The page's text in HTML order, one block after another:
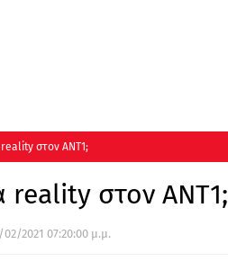
reality στον ΑΝΤ1;
reality στον ΑΝΤ1;
02/2021 07:20:00 μ.μ.